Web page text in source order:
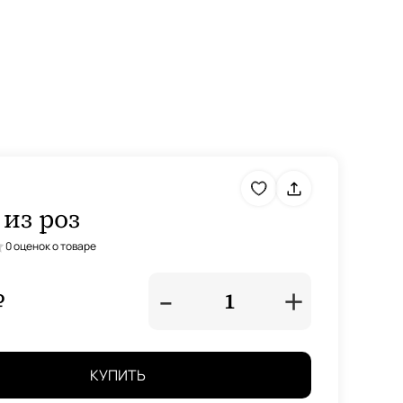
роз
0 оценок о товаре
- 1 +
КУПИТЬ